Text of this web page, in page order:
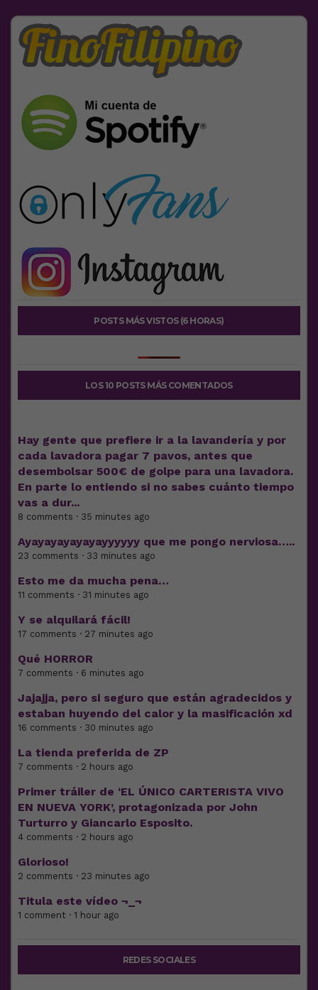
POSTS MÁS VISTOS (6 HORAS)
LOS 10 POSTS MÁS COMENTADOS
Hay gente que prefiere ir a la lavandería y por
cada lavadora pagar 7 pavos, antes que
desembolsar 500€ de golpe para una lavadora.
En parte lo entiendo si no sabes cuánto tiempo
vas a dur...
8 comments · 35 minutes ago
Ayayayayayayayyyyyy que me pongo nerviosa…..
23 comments · 33 minutes ago
Esto me da mucha pena…
11 comments · 31 minutes ago
Y se alquilará fácil!
17 comments · 27 minutes ago
Qué HORROR
7 comments · 6 minutes ago
Jajajja, pero si seguro que están agradecidos y
estaban huyendo del calor y la masificación xd
16 comments · 30 minutes ago
La tienda preferida de ZP
7 comments · 2 hours ago
Primer tráiler de ‘EL ÚNICO CARTERISTA VIVO
EN NUEVA YORK’, protagonizada por John
Turturro y Giancarlo Esposito.
4 comments · 2 hours ago
Glorioso!
2 comments · 23 minutes ago
Titula este vídeo ¬_¬
1 comment · 1 hour ago
REDES SOCIALES